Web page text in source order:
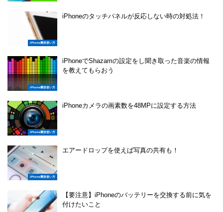
iPhone裏技使い方
iPhoneのタッチパネルが反応しない時の対処法！
iPhone裏技使い方
iPhoneでShazamの設定をし聞き取った音楽の情報
を教えてもらおう
iPhone裏技使い方
iPhoneカメラの画素数を48MPに設定する方法
iPhone裏技使い方
エアードロップを使えば写真の共有も！
【要注意】iPhoneのバッテリーを交換する前に気を
付けたいこと